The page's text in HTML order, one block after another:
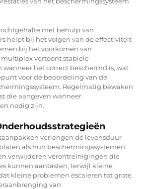
met behulp van
helpt bij het volgen van de effectiviteit
bij het voorkomen van
vertoont stabiele
het correct beschermd is, wat
voor de beoordeling van de
Regelmatig bewaken
die aangeven wanneer
nodig zijn.
verlengen de levensduur
als hun beschermingssystemen.
verwijderen verontreinigingen die
kunnen aantasten, terwijl kleine
kleine problemen escaleren tot grote
van